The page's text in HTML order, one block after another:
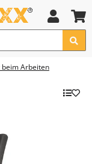
beim Arbeiten